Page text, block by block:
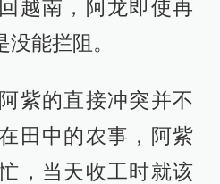
越南，阿龙即使再
能拦阻。
紫的直接冲突并不
田中的农事，阿紫
，当天收工时就该